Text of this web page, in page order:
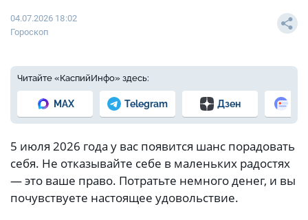
04.07.2026 18:02
Гороскоп
Читайте «КаспийИнфо» здесь:
MAX Telegram Дзен
5 июля 2026 года у вас появится шанс порадовать
себя. Не отказывайте себе в маленьких радостях
— это ваше право. Потратьте немного денег, и вы
почувствуете настоящее удовольствие.